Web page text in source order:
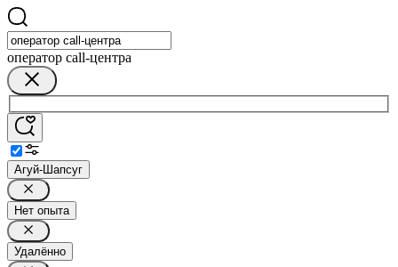
оператор call-центра
Агуй-Шапсуг
Нет опыта
Удалённо